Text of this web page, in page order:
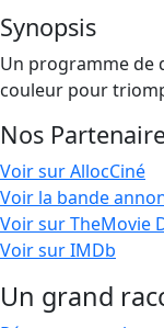
Synopsis
Un programme de
couleur pour
Nos
Voir sur AllocCiné
Voir la bande
Voir sur TheMovie
Voir sur IMDb
Un grand